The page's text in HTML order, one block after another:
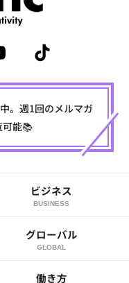
。週1回のメルマガ
可能📚
ビジネス
BUSINESS
グローバル
GLOBAL
働き方